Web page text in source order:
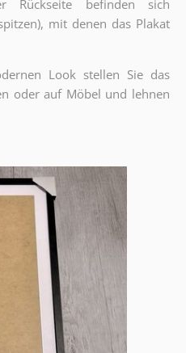
Rückseite befinden sich
mit denen das Plakat
Look stellen Sie das
oder auf Möbel und lehnen